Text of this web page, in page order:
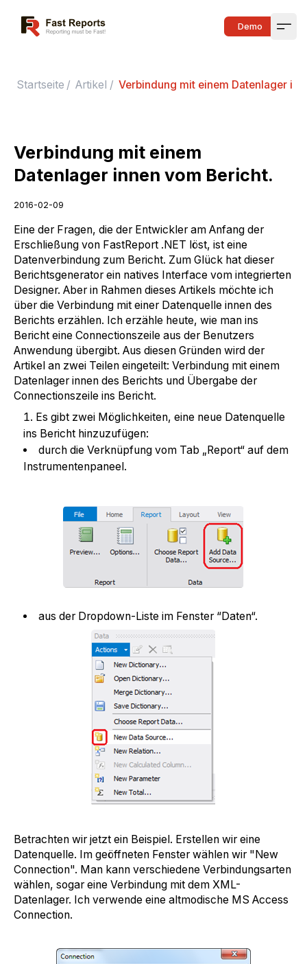
Fast Reports Demo
Startseite / Artikel / Verbindung mit einem Datenlager
Verbindung mit einem
Datenlager innen vom Bericht.
2016-02-09
Eine der Fragen, die der Entwickler am Anfang der
Erschließung von FastReport .NET löst, ist eine
Datenverbindung zum Bericht. Zum Glück hat dieser
Berichtsgenerator ein natives Interface vom integrierten
Designer. Aber in Rahmen dieses Artikels möchte ich
über die Verbindung mit einer Datenquelle innen des
Berichts erzählen. Ich erzähle heute, wie man ins
Bericht eine Connectionszeile aus der Benutzers
Anwendung übergibt. Aus diesen Gründen wird der
Artikel an zwei Teilen eingeteilt: Verbindung mit einem
Datenlager innen des Berichts und Übergabe der
Connectionszeile ins Bericht.
Es gibt zwei Möglichkeiten, eine neue Datenquelle
ins Bericht hinzuzufügen:
durch die Verknüpfung vom Tab „Report“ auf dem
Instrumentenpaneel.
aus der Dropdown-Liste im Fenster “Daten“.
Betrachten wir jetzt ein Beispiel. Erstellen wir eine
Datenquelle. Im geöffneten Fenster wählen wir "New
Connection". Man kann verschiedene Verbindungsarten
wählen, sogar eine Verbindung mit dem XML-
Datenlager. Ich verwende eine altmodische MS Access
Connection.